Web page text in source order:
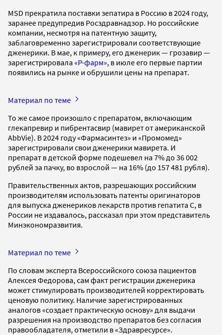
MSD прекратила поставки зепатира в Россию в 2024 году,
заранее предупредив Росздравнадзор. Но российские
компании, несмотря на патентную защиту,
заблаговременно зарегистрировали соответствующие
дженерики. В мае, к примеру, его дженерик — грозавир —
зарегистрировала «Р-фарм», в июле его первые партии
появились на рынке и обрушили цены на препарат.
Материал по теме
То же самое произошло с препаратом, включающим
глекапревир и пибрентасвир (мавирет от американской
AbbVie). В 2024 году «Фармасинтез» и «Промомед»
зарегистрировали свои дженерики мавирета. И
препарат в детской форме подешевел на 7% до 36 002
рублей за пачку, во взрослой — на 16% (до 157 481 рубля).
Правительственных актов, разрешающих российским
производителям использовать патенты оригинаторов
для выпуска дженериков лекарств против гепатита С, в
России не издавалось, рассказал при этом представитель
Минэкономразвития.
Материал по теме
По словам эксперта Всероссийского союза пациентов
Алексея Федорова, сам факт регистрации дженерика
может стимулировать производителей корректировать
ценовую политику. Наличие зарегистрированных
аналогов «создает практическую основу» для выдачи
разрешения на производство препаратов без согласия
правообладателя, отметили в «Здравресурсе».